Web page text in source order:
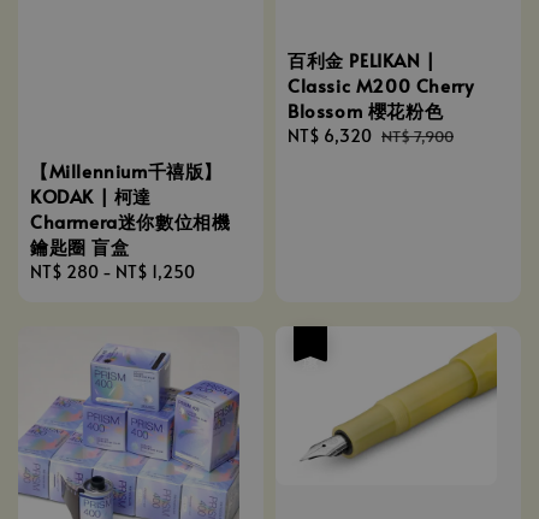
【Millennium千禧版】
KODAK | 柯達
Charmera迷你數位相機
鑰匙圈 盲盒
Regular
NT$ 280 - NT$ 1,250
百利金 PELIKAN |
Classic M200 Cherry
Blossom 櫻花粉色
Sale
NT$ 6,320 Regular
NT$ 7,900